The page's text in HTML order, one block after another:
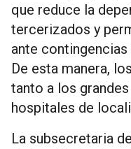
que reduce la
tercerizados y
ante
De esta manera,
tanto a los
hospitales de
La subsecretaria